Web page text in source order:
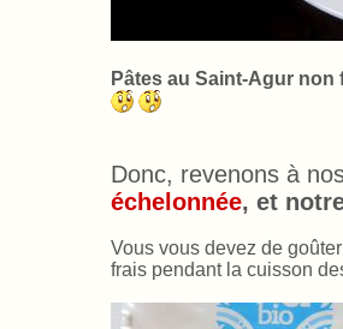
Pâtes au Saint-Agur non
Donc, revenons à
échelonnée, et
Vous vous devez de
frais pendant la cuisson